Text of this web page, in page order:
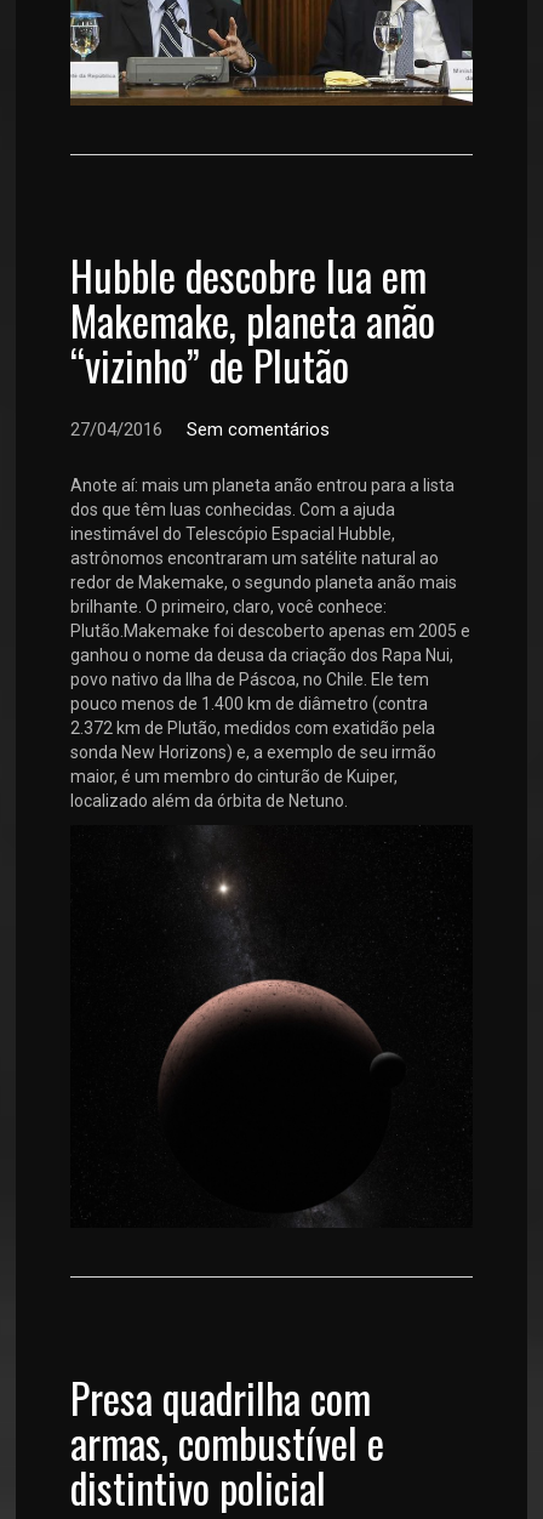
Hubble descobre lua em
Makemake, planeta anão
“vizinho” de Plutão
27/04/2016 Sem comentários
Anote aí: mais um planeta anão entrou para a lista
dos que têm luas conhecidas. Com a ajuda
inestimável do Telescópio Espacial Hubble,
astrônomos encontraram um satélite natural ao
redor de Makemake, o segundo planeta anão mais
brilhante. O primeiro, claro, você conhece:
Plutão.Makemake foi descoberto apenas em 2005 e
ganhou o nome da deusa da criação dos Rapa Nui,
povo nativo da Ilha de Páscoa, no Chile. Ele tem
pouco menos de 1.400 km de diâmetro (contra
2.372 km de Plutão, medidos com exatidão pela
sonda New Horizons) e, a exemplo de seu irmão
maior, é um membro do cinturão de Kuiper,
localizado além da órbita de Netuno.
Presa quadrilha com
armas, combustível e
distintivo policial